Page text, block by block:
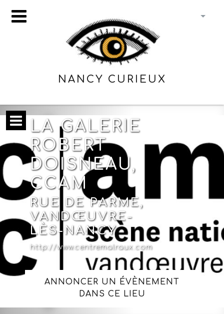
NANCY CURIEUX
LA GALERIE
ROBERT
DOISNEAU,
CCAM
RUE DE PARME,
VANDŒUVRE-
LÈS-NANCY
http://www.centremalraux.com
ANNONCER UN ÉVÈNEMENT
DANS CE LIEU